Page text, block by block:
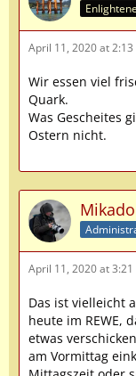
April 11, 2020 at 2:13
Wir essen viel
Quark.
Was Gescheites
Ostern nicht.
Mikado
April 11, 2020 at 3:21
Das ist vielleicht
heute im REWE,
etwas
am Vormittag